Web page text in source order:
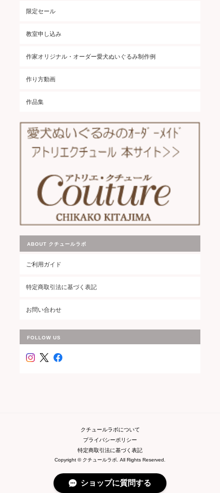
限定セール
教室申し込み
作家オリジナル・オーダー愛犬ぬいぐるみ制作例
作り方動画
作品集
ABOUT クチュールラボ
ご利用ガイド
特定商取引法に基づく表記
お問い合わせ
FOLLOW US
クチュールラボについて
プライバシーポリシー
特定商取引法に基づく表記
Copyright © クチュールラボ. All Rights Reserved.
ショップに質問する